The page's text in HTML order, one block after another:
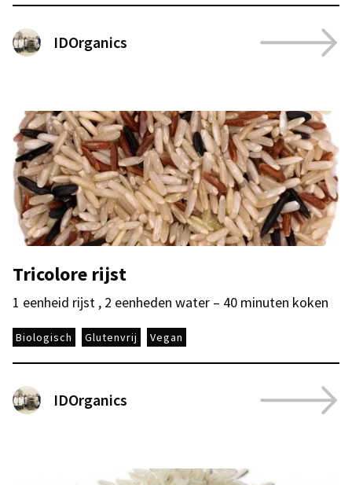
IDOrganics
Tricolore rijst
1 eenheid rijst , 2 eenheden water – 40 minuten koken
Biologisch Glutenvrij Vegan
IDOrganics